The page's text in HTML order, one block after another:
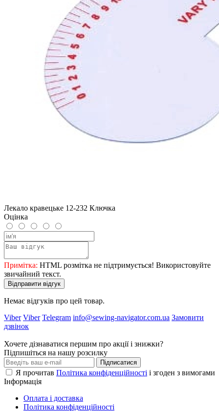
Лекало кравецьке 12-232 Ключка
Оцінка
Примітка: HTML розмітка не підтримується! Використовуйте
звичайний текст.
Відправити відгук
Немає відгуків про цей товар.
Viber Viber Telegram info@sewing-navigator.com.ua Замовити
дзвінок
Хочете дізнаватися першим про акції і знижки?
Підпишіться на нашу розсилку
Підписатися
Я прочитав Політика конфіденційності і згоден з вимогами
Інформація
Оплата і доставка
Політика конфіденційності